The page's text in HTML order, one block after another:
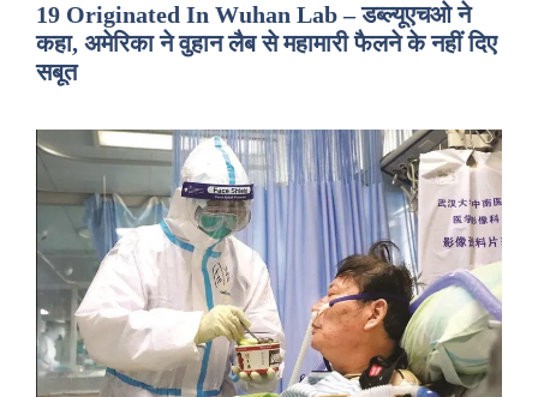
19 Originated In Wuhan Lab – डब्ल्यूएचओ ने
कहा, अमेरिका ने वुहान लैब से महामारी फैलने के नहीं दिए
सबूत